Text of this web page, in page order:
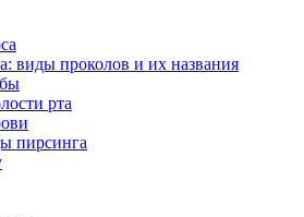
виды проколов и их названия
рта
пирсинга